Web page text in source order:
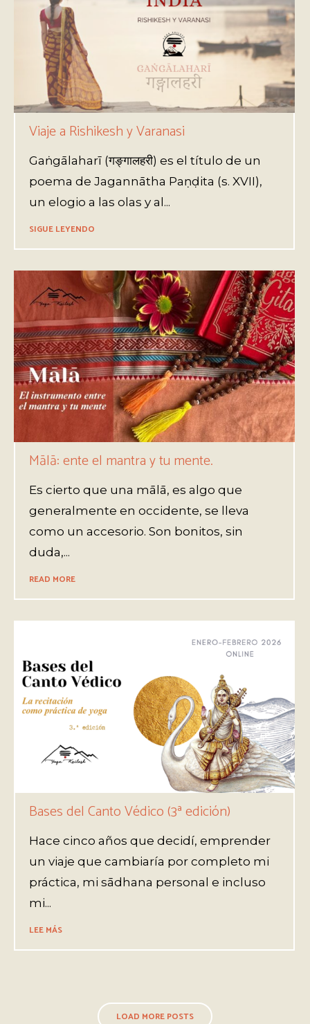
Viaje a Rishikesh y Varanasi
Gaṅgālaharī (गङ्गालहरी) es el título de un
poema de Jagannātha Paṇḍita (s. XVII),
un elogio a las olas y al...
SIGUE LEYENDO
Mālā: ente el mantra y tu mente.
Es cierto que una mālā, es algo que
generalmente en occidente, se lleva
como un accesorio. Son bonitos, sin
duda,...
READ MORE
Bases del Canto Védico (3ª edición)
Hace cinco años que decidí, emprender
un viaje que cambiaría por completo mi
práctica, mi sādhana personal e incluso
mi...
LEE MÁS
LOAD MORE POSTS